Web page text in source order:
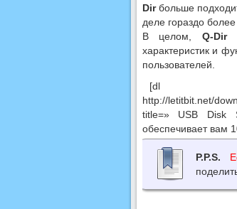
Dirбольше
деле гораздо
В целом, Q-Dir
характеристик и
пользователей.
http://letitbit.net/
title=» USB Disk
обеспечивает вам
P.P.S.